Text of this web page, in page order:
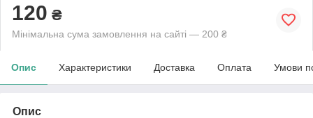
120 ₴
Мінімальна сума замовлення на сайті — 200 ₴
Опис Характеристики Доставка Оплата Умови
Опис